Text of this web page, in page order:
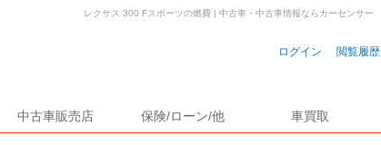
ログイン 閲覧履歴
中古車販売店 保険/ローン/他 車買取
レクサス 300 Fスポーツの燃費 | 中古車・中古車情報ならカーセンサー